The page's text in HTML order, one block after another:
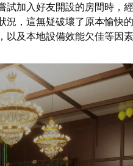
試加入好友開設的房間時，
，這無疑破壞了原本愉快的
及本地設備效能欠佳等因素